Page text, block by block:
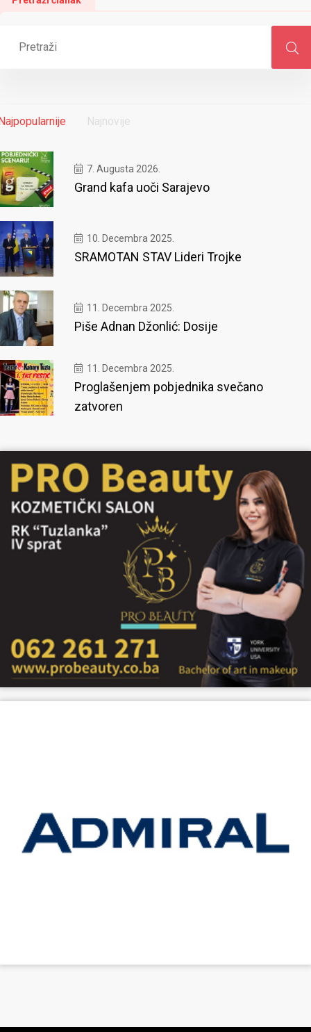
Najnovije
7. Augusta 2026.
Grand kafa uoči Sarajevo
10. Decembra 2025.
SRAMOTAN STAV Lideri Trojke
11. Decembra 2025.
Piše Adnan Džonlić: Dosije
11. Decembra 2025.
Proglašenjem pobjednika svečano
zatvoren